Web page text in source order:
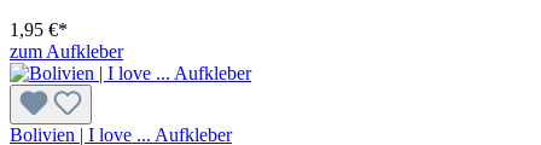
1,95 €*
zum Aufkleber
Bolivien | I love ... Aufkleber